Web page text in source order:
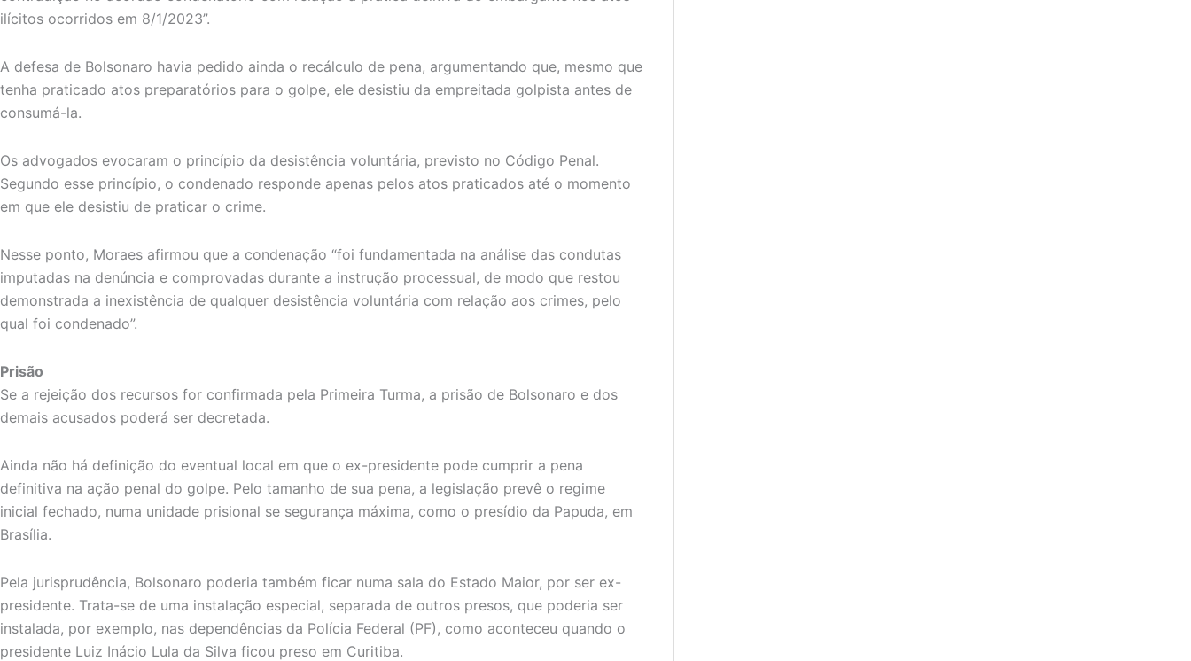
ilícitos ocorridos em 8/1/2023”.
A defesa de Bolsonaro havia pedido ainda o recálculo de pena, argumentando que, mesmo que
tenha praticado atos preparatórios para o golpe, ele desistiu da empreitada golpista antes de
consumá-la.
Os advogados evocaram o princípio da desistência voluntária, previsto no Código Penal.
Segundo esse princípio, o condenado responde apenas pelos atos praticados até o momento
em que ele desistiu de praticar o crime.
Nesse ponto, Moraes afirmou que a condenação “foi fundamentada na análise das condutas
imputadas na denúncia e comprovadas durante a instrução processual, de modo que restou
demonstrada a inexistência de qualquer desistência voluntária com relação aos crimes, pelo
qual foi condenado”.
Prisão
Se a rejeição dos recursos for confirmada pela Primeira Turma, a prisão de Bolsonaro e dos
demais acusados poderá ser decretada.
Ainda não há definição do eventual local em que o ex-presidente pode cumprir a pena
definitiva na ação penal do golpe. Pelo tamanho de sua pena, a legislação prevê o regime
inicial fechado, numa unidade prisional se segurança máxima, como o presídio da Papuda, em
Brasília.
Pela jurisprudência, Bolsonaro poderia também ficar numa sala do Estado Maior, por ser ex-
presidente. Trata-se de uma instalação especial, separada de outros presos, que poderia ser
instalada, por exemplo, nas dependências da Polícia Federal (PF), como aconteceu quando o
presidente Luiz Inácio Lula da Silva ficou preso em Curitiba.